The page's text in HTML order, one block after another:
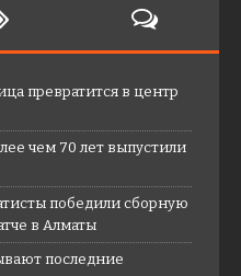
превратится в центр
чем 70 лет выпустили
победили сборную
в Алматы
последние